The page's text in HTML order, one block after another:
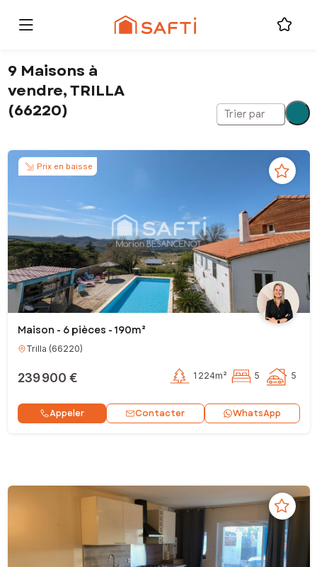
9 Maisons à
vendre, TRILLA
(66220)
Trier par
Prix en baisse
Maison - 6 pièces - 190m²
Trilla (66220)
239 900 € 1 224m² 5 5
Appeler Contacter WhatsApp